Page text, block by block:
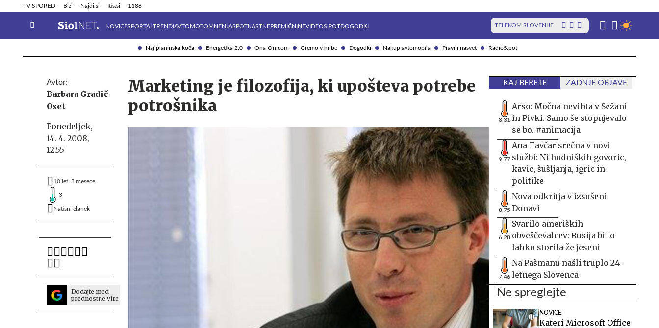
Naj planinska koča Energetika 2.0 Ona-On.com Gremo v hribe Dogodki Nakup avtomobila Pravni nasvet RadioS.pot
TV SPORED Bizi Najdi.si Itis.si 1188
NOVICESPORTAL TRENDIAVTOMOTOMNENJASPOTKASTNEPREMIČNINEVIDEOS.POTDOGODKI TELEKOM SLOVENIJE
Info in obvestila Tehnik
Avtor:
Barbara Gradič
Oset
Ponedeljek,
14. 4. 2008,
12.55
10 let, 3 mesece
3
Natisni članek
Dodajte med
prednostne vire
Marketing je filozofija, ki upošteva potrebe
potrošnika
KAJ BERETE ZADNJE OBJAVE
8,31
Arso: Močna nevihta v Sežani
in Pivki. Samo še stopnjevalo
se bo. #animacija
9,77
Ana Tavčar srečna v novi
službi: Ni hodniških govoric,
kavic, šušljanja, igric in
politike
8,75
Nova odkritja v izsušeni
Donavi
6,28
Svarilo ameriških
obveščevalcev: Rusija bi to
lahko storila že jeseni
7,46
Na Pašmanu našli truplo 24-
letnega Slovenca
Ne spreglejte
NOVICE
Kateri Microsoft Office